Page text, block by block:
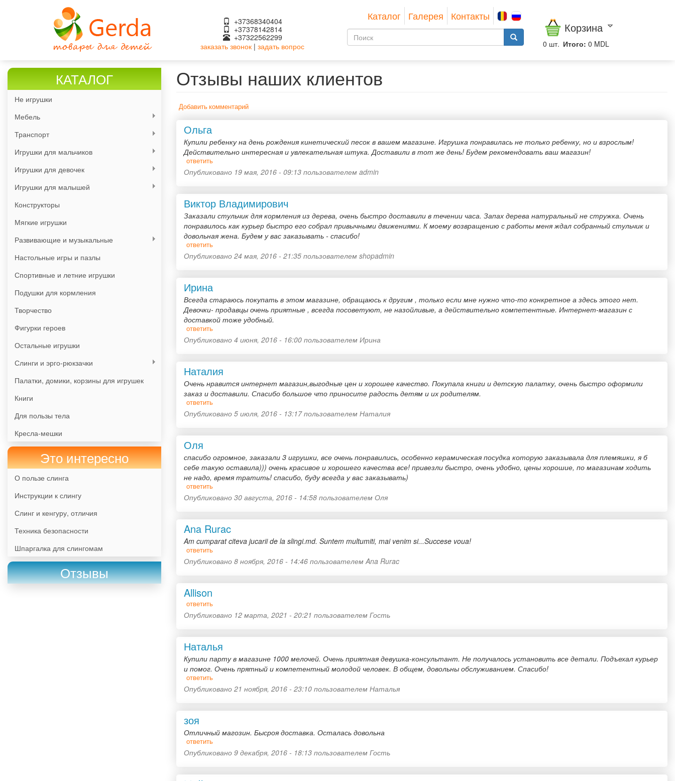
+37368340404
+37378142814
+37322562299
заказать звонок| задать вопрос
Каталог Галерея Контакты
Форма Корзина
0 шт. Итого: 0 MDL
КАТАЛОГ
Не игрушки
Мебель
Транспорт
Игрушки для мальчиков
Игрушки для девочек
Игрушки для малышей
Конструкторы
Мягкие игрушки
Развивающие и музыкальные
Настольные игры и пазлы
Спортивные и летние игрушки
Подушки для кормления
Творчество
Фигурки героев
Остальные игрушки
Слинги и эрго-рюкзачки
Палатки, домики, корзины для игрушек
Книги
Для пользы тела
Кресла-мешки
Это интересно
О пользе слинга
Инструкции к слингу
Слинг и кенгуру, отличия
Техника безопасности
Шпаргалка для слингомам
Отзывы
Отзывы наших клиентов
Добавить комментарий
Ольга
Купили ребенку на день рождения кинетический песок в вашем магазине. Игрушка понравилась не только ребенку, но и взрослым!
Действительно интересная и увлекательная штука. Доставили в тот же день! Будем рекомендовать ваш магазин!
ответить
Опубликовано 19 мая, 2016 - 09:13 пользователем admin
Виктор Владимирович
Заказали стульчик для кормления из дерева, очень быстро доставили в течении часа. Запах дерева натуральный не стружка. Очень
понравилось как курьер быстро его собрал привычными движениями. К моему возвращению с работы меня ждал собранный стульчик и
довольная жена. Будем у вас заказывать - спасибо!
ответить
Опубликовано 24 мая, 2016 - 21:35 пользователем shopadmin
Ирина
Всегда стараюсь покупать в этом магазине, обращаюсь к другим , только если мне нужно что-то конкретное а здесь этого нет.
Девочки- продавцы очень приятные , всегда посоветуют, не назойливые, а действительно компетентные. Интернет-магазин с
доставкой тоже удобный.
ответить
Опубликовано 4 июня, 2016 - 16:00 пользователем Ирина
Наталия
Очень нравится интернет магазин,выгодные цен и хорошее качество. Покупала книги и детскую палатку, очень быстро оформили
заказ и доставили. Спасибо большое что приносите радость детям и их родителям.
ответить
Опубликовано 5 июля, 2016 - 13:17 пользователем Наталия
Оля
спасибо огромное, заказали 3 игрушки, все очень понравились, особенно керамическая посудка которую заказывала для племяшки, я б
себе такую оставила))) очень красивое и хорошего качества все! привезли быстро, очень удобно, цены хорошие, по магазинам ходить
не надо, время тратить! спасибо, буду всегда у вас заказывать)
ответить
Опубликовано 30 августа, 2016 - 14:58 пользователем Оля
Ana Rurac
Am cumparat citeva jucarii de la slingi.md. Suntem multumiti, mai venim si...Succese voua!
ответить
Опубликовано 8 ноября, 2016 - 14:46 пользователемAna Rurac
Allison
ответить
Опубликовано 12 марта, 2021 - 20:21 пользователем Гость
Наталья
Купили парту в магазине 1000 мелочей. Очень приятная девушка-консультант. Не получалось установить все детали. Подъехал курьер
и помог. Очень прятный и компетентный молодой человек. В общем, довольны обслуживанием. Спасибо!
ответить
Опубликовано 21 ноября, 2016 - 23:10 пользователем Наталья
зоя
Отличный магозин. Бысроя доставка. Осталась довольна
ответить
Опубликовано 9 декабря, 2016 - 18:13 пользователем Гость